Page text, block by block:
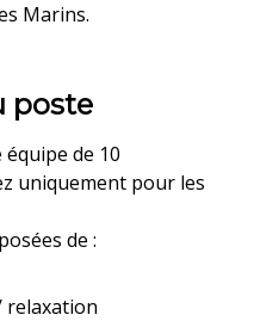
Marins.
poste
de 10
uniquement pour les
de :
relaxation